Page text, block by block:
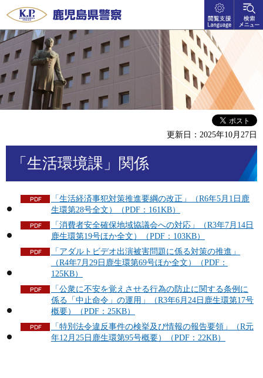
鹿児島県警察
閲覧支
援
language
検索メ
ニュー
更新日：2025年10月27日
「生活環境課」関係
「生活経済事犯対策推進要綱の改正」（R6年5月1日鹿
生環第28号全文）（PDF：161KB）
「消費者安全確保地域協議会への対応」（R3年7月14日
鹿生環第19号ほか全文）（PDF：103KB）
「アダルトビデオ出演被害問題に係る対策の推進」
（R4年7月29日鹿生環第69号ほか全文）（PDF：
125KB）
「公衆に不安を覚えさせる行為の防止に関する条例に
係る「中止命令」の運用」（R3年6月24日鹿生環第17号
概要）（PDF：25KB）
「特別法令違反事件の検挙及び情報の報告要領」（R元
年12月25日鹿生環第95号概要）（PDF：22KB）